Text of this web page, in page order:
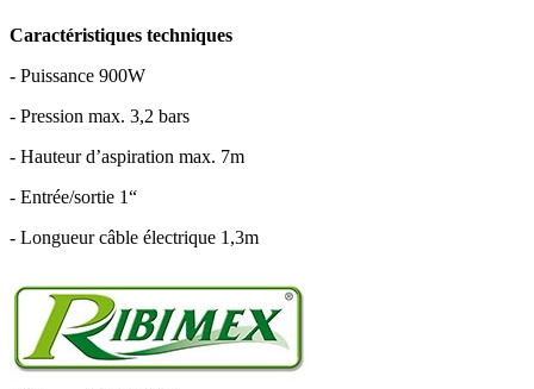
Caractéristiques techniques
- Puissance 900W
- Pression max. 3,2 bars
- Hauteur d’aspiration max. 7m
- Entrée/sortie 1“
- Longueur câble électrique 1,3m